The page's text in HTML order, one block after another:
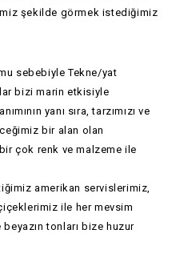
şekilde görmek istediğimiz
sebebiyle Tekne/yat
bizi marin etkisiyle
yanı sıra, tarzımızı ve
bir alan olan
çok renk ve malzeme ile
amerikan servislerimiz,
ile her mevsim
tonları bize huzur